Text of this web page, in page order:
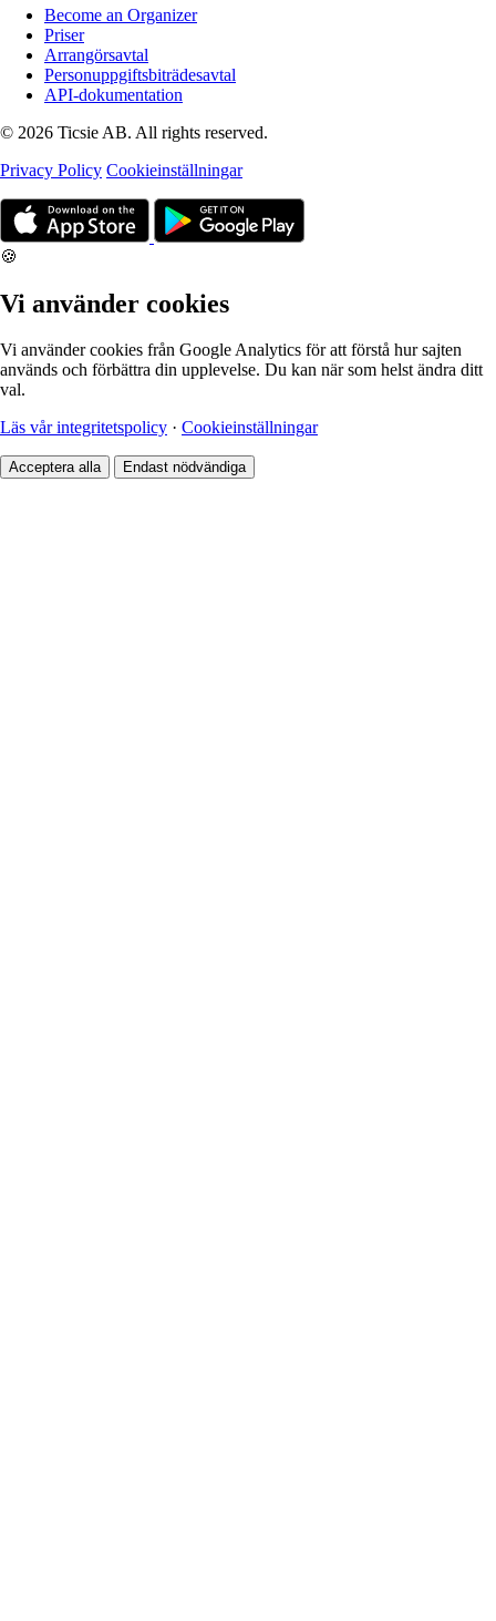
Become an Organizer
Priser
Arrangörsavtal
Personuppgiftsbiträdesavtal
API-dokumentation
© 2026 Ticsie AB. All rights reserved.
Privacy Policy Cookieinställningar
🍪
Vi använder cookies
Vi använder cookies från Google Analytics för att förstå hur sajten
används och förbättra din upplevelse. Du kan när som helst ändra ditt
val.
Läs vår integritetspolicy · Cookieinställningar
Acceptera alla Endast nödvändiga